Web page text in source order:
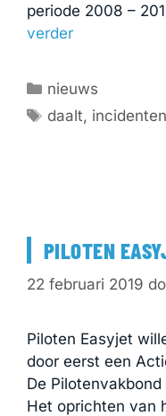
periode 2008 –
verder
Categorieën
nieuws
Tags
daalt, incidenten
PILOTEN
22 februari 2019
Piloten Easyjet
door eerst een
De
Het oprichten van